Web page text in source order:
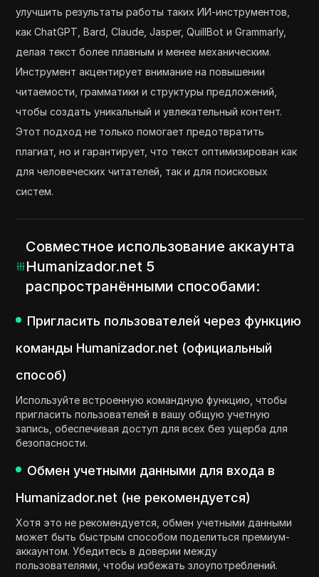
улучшить результаты работы таких ИИ-инструментов,
как ChatGPT, Bard, Claude, Jasper, QuillBot и Grammarly,
делая текст более плавным и менее механическим.
Инструмент акцентирует внимание на повышении
читаемости, грамматики и структуры предложений,
чтобы создать уникальный и увлекательный контент.
Этот подход не только помогает предотвратить
плагиат, но и гарантирует, что текст оптимизирован как
для человеческих читателей, так и для поисковых
систем.
Совместное использование аккаунта
Humanizador.net 5
распространёнными способами:
Пригласить пользователей через функцию
команды Humanizador.net (официальный
способ)
Используйте встроенную командную функцию, чтобы
пригласить пользователей в вашу общую учетную
запись, обеспечивая доступ для всех без ущерба для
безопасности.
Обмен учетными данными для входа в
Humanizador.net (не рекомендуется)
Хотя это не рекомендуется, обмен учетными данными
может быть быстрым способом поделиться премиум-
аккаунтом. Убедитесь в доверии между
пользователями, чтобы избежать злоупотреблений.